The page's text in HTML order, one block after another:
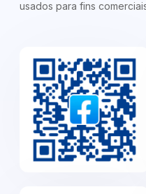
usados para fins